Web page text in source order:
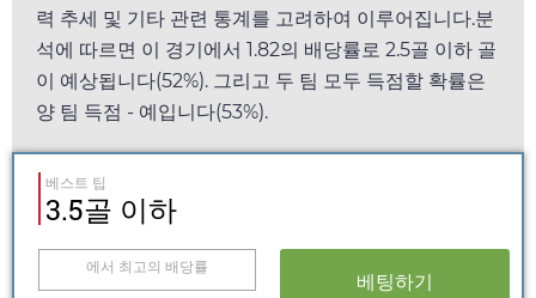
력 추세 및 기타 관련 통계를 고려하여 이루어집니다.분
석에 따르면 이 경기에서 1.82의 배당률로 2.5골 이하 골
이 예상됩니다(52%). 그리고 두 팀 모두 득점할 확률은
양 팀 득점 - 예입니다(53%).
베스트 팁
3.5골 이하
에서 최고의 배당률
베팅하기